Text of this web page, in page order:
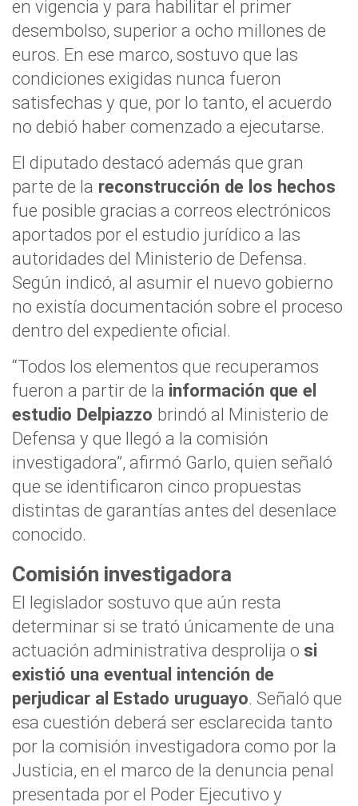
en vigencia y para habilitar el primer
desembolso, superior a ocho millones de
euros. En ese marco, sostuvo que las
condiciones exigidas nunca fueron
satisfechas y que, por lo tanto, el acuerdo
no debió haber comenzado a ejecutarse.
El diputado destacó además que gran
parte de la reconstrucción de los hechos
fue posible gracias a correos electrónicos
aportados por el estudio jurídico a las
autoridades del Ministerio de Defensa.
Según indicó, al asumir el nuevo gobierno
no existía documentación sobre el proceso
dentro del expediente oficial.
“Todos los elementos que recuperamos
fueron a partir de la información que el
estudio Delpiazzo brindó al Ministerio de
Defensa y que llegó a la comisión
investigadora”, afirmó Garlo, quien señaló
que se identificaron cinco propuestas
distintas de garantías antes del desenlace
conocido.
Comisión investigadora
El legislador sostuvo que aún resta
determinar si se trató únicamente de una
actuación administrativa desprolija o si
existió una eventual intención de
perjudicar al Estado uruguayo. Señaló que
esa cuestión deberá ser esclarecida tanto
por la comisión investigadora como por la
Justicia, en el marco de la denuncia penal
presentada por el Poder Ejecutivo y